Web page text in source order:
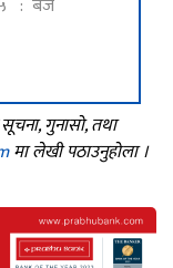
: बजे
गुनासो, तथा
मा लेखी पठाउनुहोला ।